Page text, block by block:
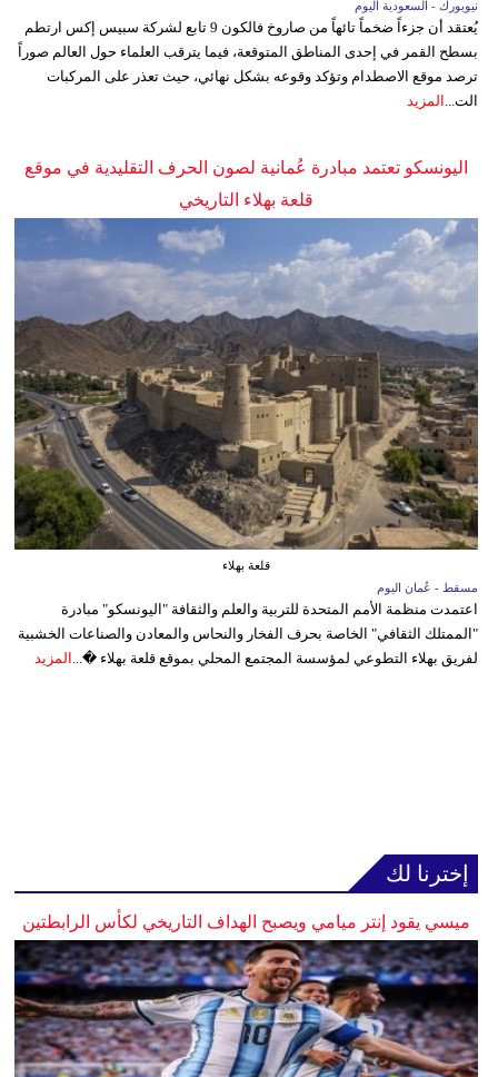
نيويورك - السعودية اليوم
يُعتقد أن جزءاً ضخماً تائهاً من صاروخ فالكون 9 تابع لشركة سبيس إكس ارتطم
بسطح القمر في إحدى المناطق المتوقعة، فيما يترقب العلماء حول العالم صوراً
ترصد موقع الاصطدام وتؤكد وقوعه بشكل نهائي، حيث تعذر على المركبات
الت... المزيد
اليونسكو تعتمد مبادرة عُمانية لصون الحرف التقليدية في موقع
قلعة بهلاء التاريخي
قلعة بهلاء
مسقط - عُمان اليوم
اعتمدت منظمة الأمم المتحدة للتربية والعلم والثقافة "اليونسكو" مبادرة
"الممتلك الثقافي" الخاصة بحرف الفخار والنحاس والمعادن والصناعات الخشبية
لفريق بهلاء التطوعي لمؤسسة المجتمع المحلي بموقع قلعة بهلاء �... المزيد
إخترنا لك
ميسي يقود إنتر ميامي ويصبح الهداف التاريخي لكأس الرابطتين